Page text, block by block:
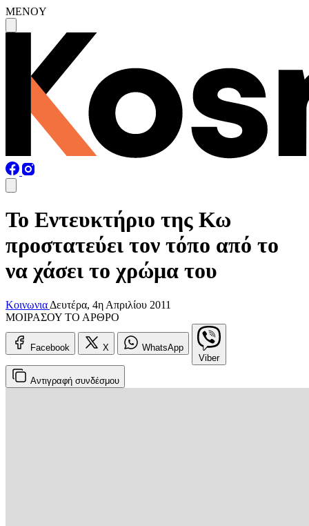
MENOY
Το Εντευκτήριο της Κω
προστατεύει τον τόπο από το
να χάσει το χρώμα του
Κοινωνια Δευτέρα, 4η Απριλίου 2011
ΜΟΙΡΑΣΟΥ ΤΟ ΑΡΘΡΟ
Facebook X
WhatsApp
Viber
Αντιγραφή συνδέσμου